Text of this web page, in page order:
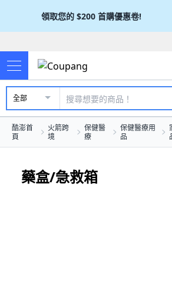
領取您的 $200 首購優惠卷!
全部
酷澎首
頁
火箭跨
境
保健醫
療
保健醫療用
品
藥盒/急救箱